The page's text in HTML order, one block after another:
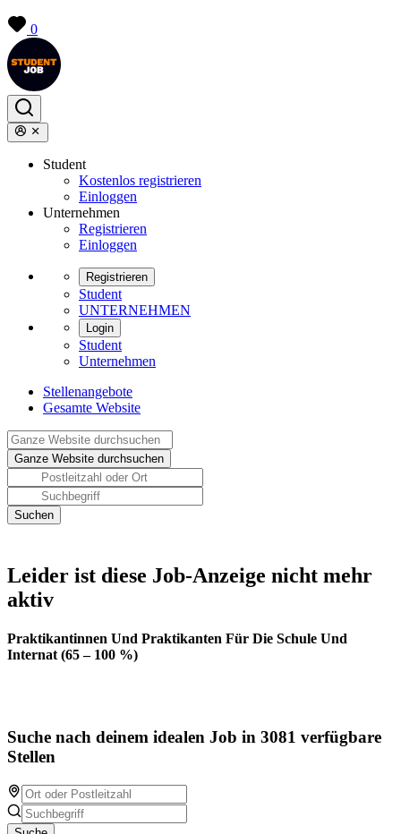
0
Student
Kostenlos registrieren
Einloggen
Unternehmen
Registrieren
Einloggen
Registrieren
Student
UNTERNEHMEN
Login
Student
Unternehmen
Stellenangebote
Gesamte Website
Leider ist diese Job-Anzeige nicht mehr
aktiv
Praktikantinnen Und Praktikanten Für Die Schule Und
Internat (65 – 100 %)
Suche nach deinem idealen Job in 3081 verfügbare
Stellen